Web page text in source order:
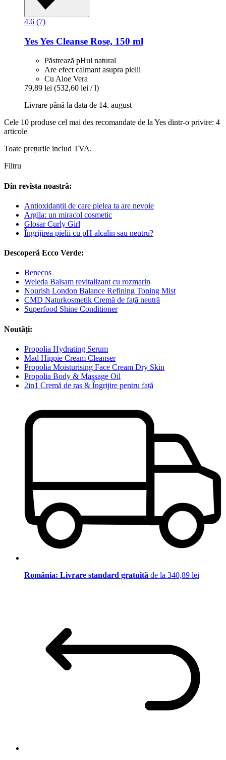
4.6 (7)
YesYes Cleanse Rose, 150 ml
Păstrează pHul natural
Are efect calmant asupra pielii
Cu Aloe Vera
79,89 lei (532,60 lei / l)
Livrare până la data de 14. august
Cele 10 produse cel mai des recomandate de la Yes dintr-o privire: 4
articole
Toate prețurile includ TVA.
Filtru
Din revista noastră:
Antioxidanții de care pielea ta are nevoie
Argila: un miracol cosmetic
Glosar Curly Girl
Îngrijirea pielii cu pH alcalin sau neutru?
Descoperă Ecco Verde:
Benecos
Weleda Balsam revitalizant cu rozmarin
Nourish London Balance Refining Toning Mist
CMD Naturkosmetik Cremă de față neutră
Superfood Shine Conditioner
Noutăți:
Propolia Hydrating Serum
Mad Hippie Cream Cleanser
Propolia Moisturising Face Cream Dry Skin
Propolia Body & Massage Oil
2in1 Cremă de ras & Îngrijire pentru față
România: Livrare standard gratuită de la 340,89 lei